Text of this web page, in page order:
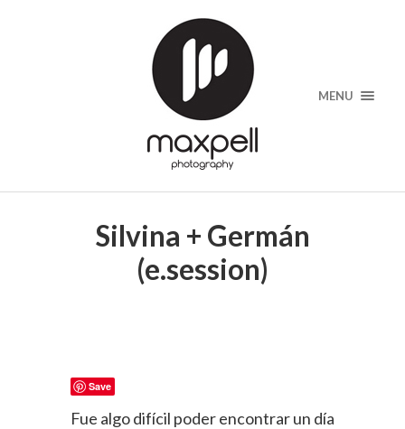
MENU
Silvina + Germán
(e.session)
Save
Fue algo difícil poder encontrar un día